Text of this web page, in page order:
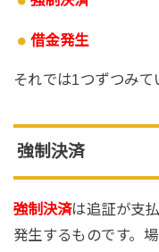
借金発生
それでは1つずつみて
強制決済
強制決済は追証が支
発生するものです。